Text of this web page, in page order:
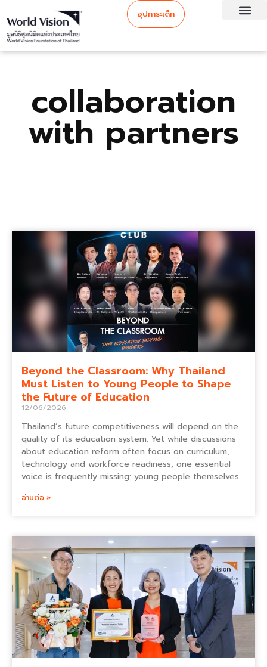
อุปการะเด็ก
collaboration
with partners
Beyond the Classroom: Why Thailand
Must Listen to Young People to Shape
the Future of Education
12/06/2026
Thailand’s future competitiveness will depend on the
quality of its education system. Yet while discussions
about education reform often focus on curriculum,
technology and workforce readiness, one essential
voice is frequently missing: young people themselves.
อ่านต่อ »